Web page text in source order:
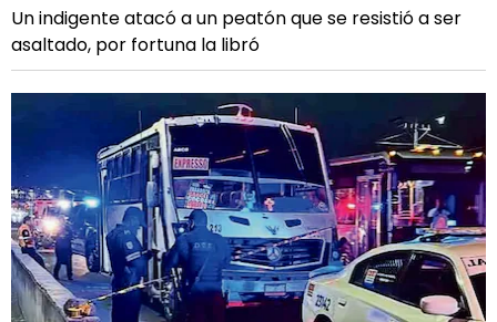
Un indigente atacó a un peatón que se resistió a ser
asaltado, por fortuna la libró